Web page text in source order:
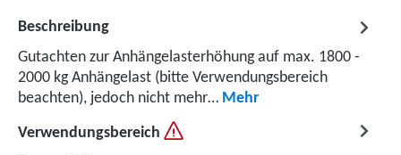
Beschreibung
Gutachten zur Anhängelasterhöhung auf max. 1800 -
2000 kg Anhängelast (bitte Verwendungsbereich
beachten), jedoch nicht mehr… Mehr
Verwendungsbereich